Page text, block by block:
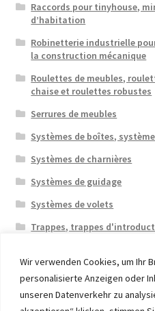
Wir verwenden Cookies, um Ihr
personalisierte Anzeigen oder
unseren Datenverkehr zu
Raccords pour tinyhouse,
d’habitation
Robinetterie industrielle
la construction mécanique
Roulettes de meubles,
chaise et roulettes robustes
Serrures de meubles
Systèmes de boîtes,
Systèmes de charnières
Systèmes de guidage
Systèmes de volets
Trappes, trappes